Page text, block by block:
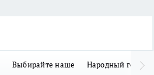
Выбирайте наше Народный герой